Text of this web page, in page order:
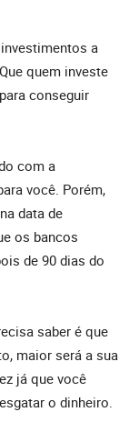
a
quem investe
conseguir
com a
você. Porém,
data de
os bancos
de 90 dias do
saber é que
maior será a sua
já que você
o dinheiro.